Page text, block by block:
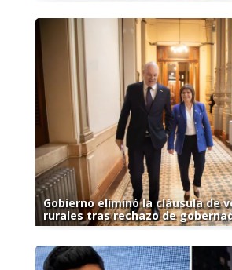
Gobierno eliminó la cláusula de
rurales tras rechazo de